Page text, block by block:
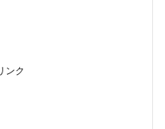
ンク